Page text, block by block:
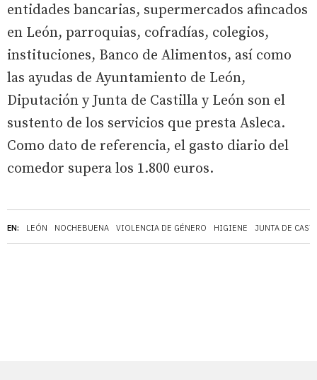
EN: LEÓN NOCHEBUENA VIOLENCIA DE GÉNERO HIGIENE JUNTA DE
entidades bancarias, supermercados afincados
en León, parroquias, cofradías, colegios,
instituciones, Banco de Alimentos, así como
las ayudas de Ayuntamiento de León,
Diputación y Junta de Castilla y León son el
sustento de los servicios que presta Asleca.
Como dato de referencia, el gasto diario del
comedor supera los 1.800 euros.